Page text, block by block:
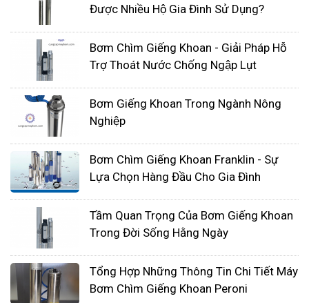
suất bơm càng lớn thì bơm càng có thể hút
và đẩy được nhiều nước.
Điện áp: Điện áp bơm là thông số thể hiện
nguồn điện áp mà bơm có thể hoạt động.
Thông thường, bơm giếng khoan sử dụng
điện áp 220V hoặc 380V.
Cột áp: Cột áp là thông số thể hiện khả năng
đẩy nước của bơm. Cột áp càng cao thì bơm
càng có thể đẩy nước lên cao.
Lưu lượng bơm: Lưu lượng bơm là thông số
lượng bơm càng lớn thì bơm càng có thể hút
được nhiều nước trong một thời gian nhất
định.
Được Nhiều Hộ Gia Đình Sử Dụng?
Bơm Chìm Giếng Khoan - Giải Pháp Hỗ
Trợ Thoát Nước Chống Ngập Lụt
Bơm Giếng Khoan Trong Ngành Nông
Nghiệp
Bơm Chìm Giếng Khoan Franklin - Sự
Lựa Chọn Hàng Đầu Cho Gia Đình
Tầm Quan Trọng Của Bơm Giếng Khoan
Trong Đời Sống Hằng Ngày
Tổng Hợp Những Thông Tin Chi Tiết Máy
Bơm Chìm Giếng Khoan Peroni